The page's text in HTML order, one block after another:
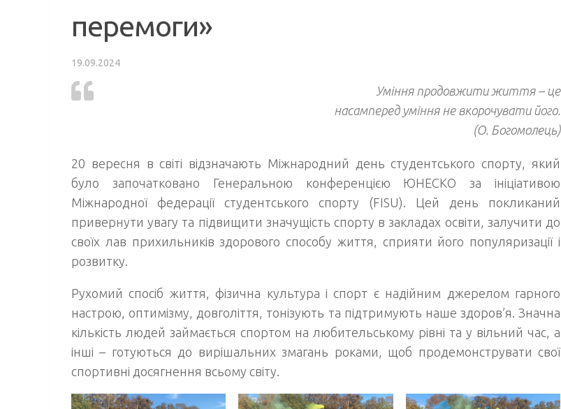
перемоги»
19.09.2024
Уміння продовжити життя – це
насамперед уміння не вкорочувати його.
(О. Богомолець)
20 вересня в світі відзначають Міжнародний день студентського спорту, який
було започатковано Генеральною конференцією ЮНЕСКО за ініціативою
Міжнародної федерації студентського спорту (FISU). Цей день покликаний
привернути увагу та підвищити значущість спорту в закладах освіти, залучити до
своїх лав прихильників здорового способу життя, сприяти його популяризації і
розвитку.
Рухомий спосіб життя, фізична культура і спорт є надійним джерелом гарного
настрою, оптимізму, довголіття, тонізують та підтримують наше здоров’я. Значна
кількість людей займається спортом на любительському рівні та у вільний час, а
інші – готуються до вирішальних змагань роками, щоб продемонструвати свої
спортивні досягнення всьому світу.